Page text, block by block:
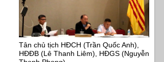
Tân chủ tịch HĐCH (Trần Quốc Anh),
HĐĐB (Lê Thanh Liêm), HĐGS (Nguyễn